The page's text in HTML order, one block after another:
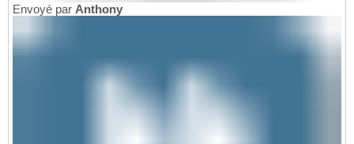
Envoyé par Anthony